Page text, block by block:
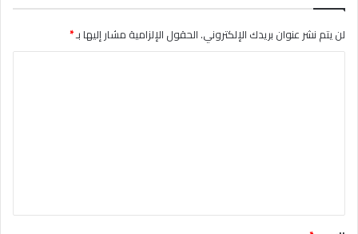
لن يتم نشر عنوان بريدك الإلكتروني.الحقول الإلزامية مشار إليها بـ*